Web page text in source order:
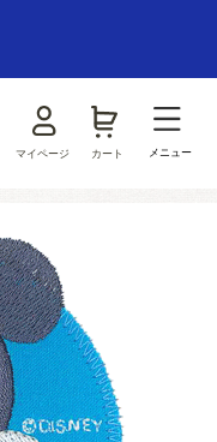
マイページ カート メニュー